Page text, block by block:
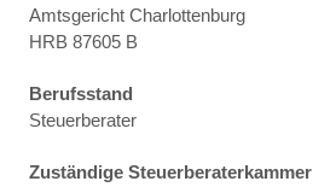
Amtsgericht Charlottenburg
HRB 87605 B
Berufsstand
Steuerberater
Zuständige Steuerberaterkammer